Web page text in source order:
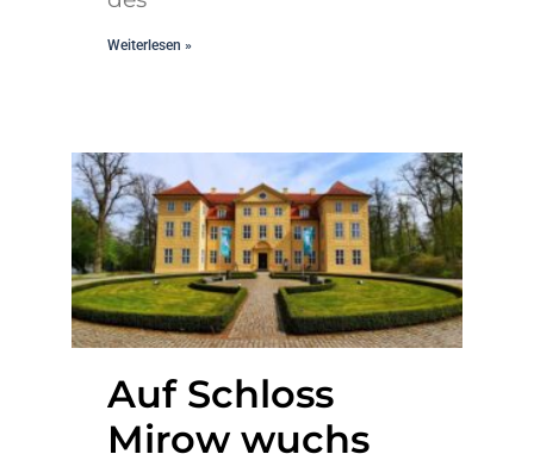
Weiterlesen »
Auf Schloss
Mirow wuchs